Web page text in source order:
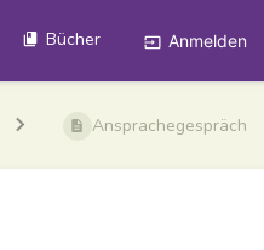
Bücher Anmelden
Ansprachegespräch